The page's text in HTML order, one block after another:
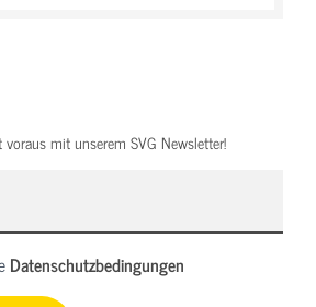
mit unserem SVG Newsletter!
Datenschutzbedingungen